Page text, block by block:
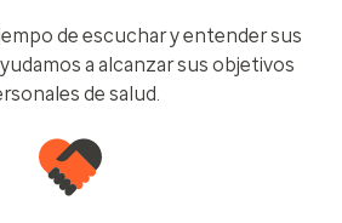
de escuchar y entender sus
a alcanzar sus objetivos
de salud.